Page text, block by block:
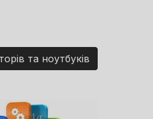
та ноутбуків